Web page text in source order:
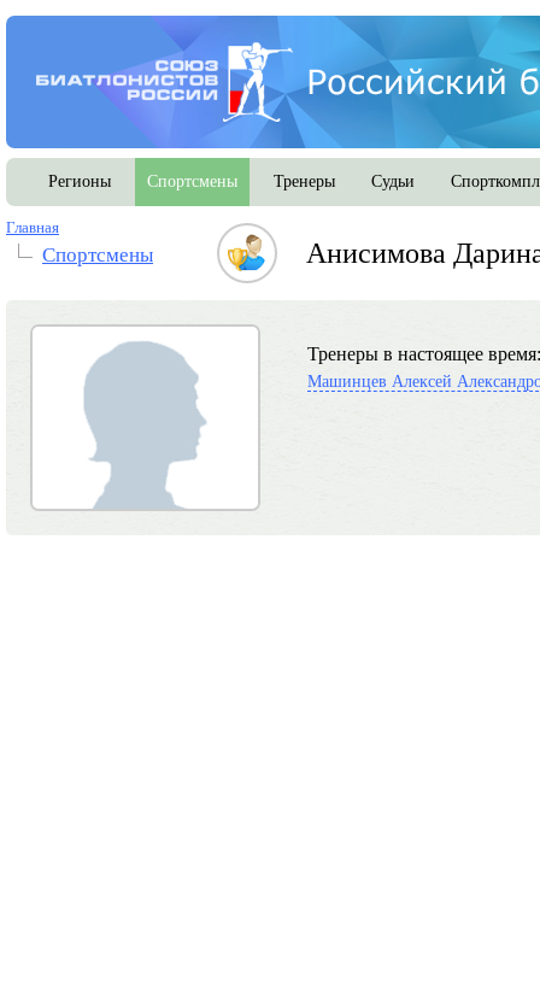
Регионы Спортсмены Тренеры Судьи
Главная
Спортсмены Анисимова
Тренеры в настоящее время:
Машинцев Алексей